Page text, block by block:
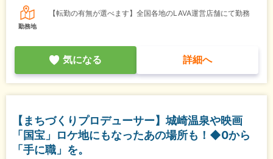
勤務地
【転勤の有無が選べます】全国各地のLAVA運営店舗にて勤務
気になる 詳細へ
【まちづくりプロデューサー】城崎温泉や映画
「国宝」ロケ地にもなったあの場所も！◆0から
「手に職」を。